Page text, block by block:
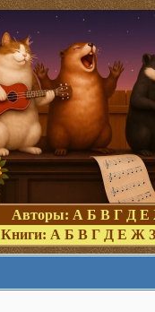
Авторы: А Б В Г Д Е
Книги: А Б В Г Д Е Ж З